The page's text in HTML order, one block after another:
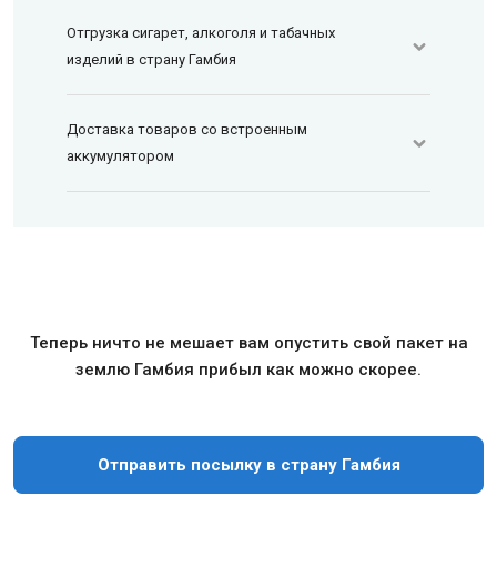
Отгрузка сигарет, алкоголя и табачных
изделий в страну Гамбия
Доставка товаров со встроенным
аккумулятором
Теперь ничто не мешает вам опустить свой пакет на
землю Гамбия прибыл как можно скорее.
Отправить посылку в страну Гамбия